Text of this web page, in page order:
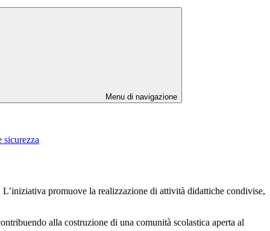
Menu di navigazione
sicurezza
promuove la realizzazione di attività didattiche condivise,
alla costruzione di una comunità scolastica aperta al